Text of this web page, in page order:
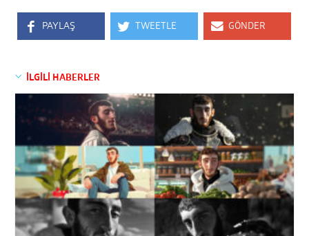
PAYLAŞ TWEETLE GÖNDER
İLGİLİ HABERLER